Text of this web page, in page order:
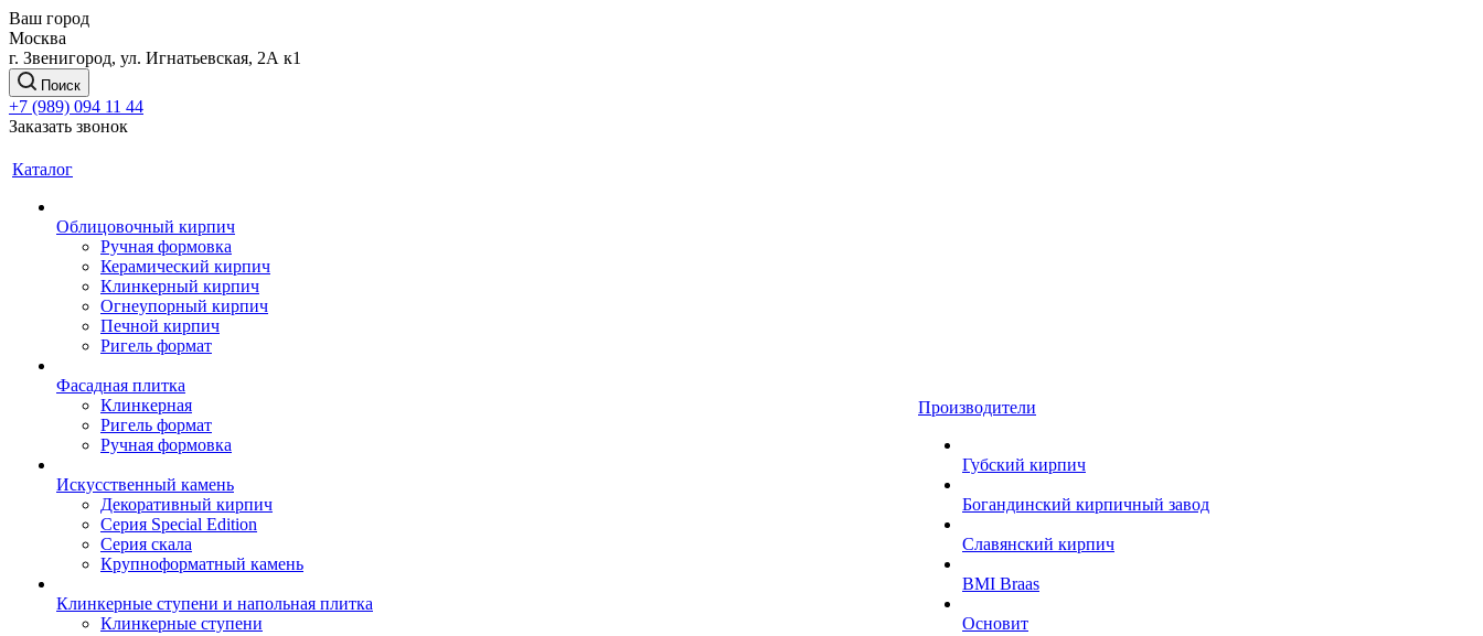
Ваш город
Москва
г. Звенигород, ул. Игнатьевская, 2А к1
Поиск
+7 (989) 094 11 44
Заказать звонок
Каталог
Облицовочный кирпич
Ручная формовка
Керамический кирпич
Клинкерный кирпич
Огнеупорный кирпич
Печной кирпич
Ригель формат
Фасадная плитка
Клинкерная
Ригель формат
Ручная формовка
Искусственный камень
Декоративный кирпич
Серия Special Edition
Серия скала
Крупноформатный камень
Клинкерные ступени и напольная плитка
Клинкерные ступени
Производители
Губский кирпич
Богандинский кирпичный завод
Славянский кирпич
BMI Braas
Основит